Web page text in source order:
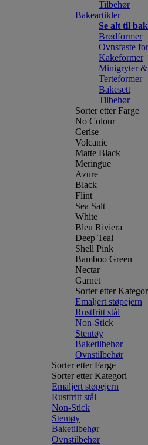
Tilbehør
Bakeartikler
Se alt til
Brødformer
Ovnsfaste
Kakeformer
Minigryter &
Terteformer
Bakesett
Tilbehør
Sorter etter Farge
No Colour
Cerise
Volcanic
Matte Black
Meringue
Azure
Black
Flint
Sea Salt
White
Bleu Riviera
Deep Teal
Shell Pink
Bamboo Green
Nectar
Garnet
Sorter etter
Emaljert støpejern
Rustfritt stål
Non-Stick
Stentøy
Baketilbehør
Ovnstilbehør
Sorter etter Farge
Sorter etter Kategori
Emaljert støpejern
Rustfritt stål
Non-Stick
Stentøy
Baketilbehør
Ovnstilbehør